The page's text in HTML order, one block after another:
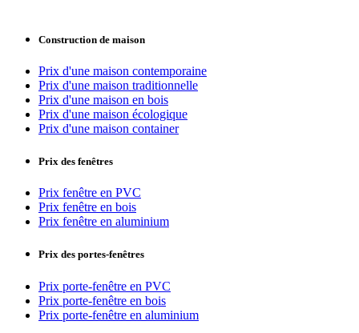
Construction de maison
Prix d'une maison contemporaine
Prix d'une maison traditionnelle
Prix d'une maison en bois
Prix d'une maison écologique
Prix d'une maison container
Prix des fenêtres
Prix fenêtre en PVC
Prix fenêtre en bois
Prix fenêtre en aluminium
Prix des portes-fenêtres
Prix porte-fenêtre en PVC
Prix porte-fenêtre en bois
Prix porte-fenêtre en aluminium